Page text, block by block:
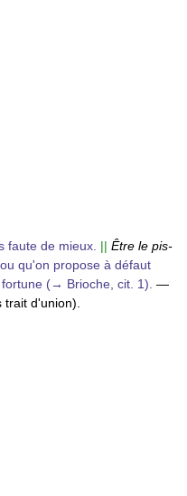
faute de mieux. || Être le pis-
qu'on propose à défaut
fortune (→ Brioche, cit. 1). —
trait d'union).